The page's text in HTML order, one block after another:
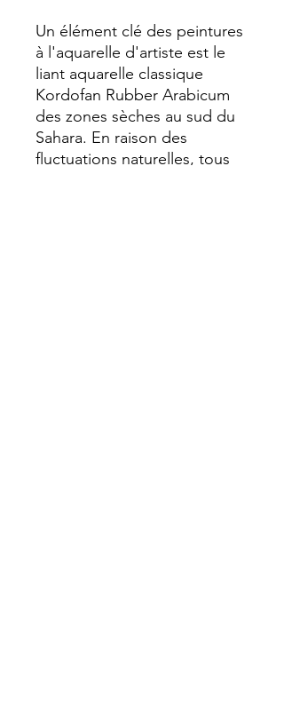
Un élément clé des peintures
à l'aquarelle d'artiste est le
liant aquarelle classique
Kordofan Rubber Arabicum
des zones sèches au sud du
Sahara. En raison des
fluctuations naturelles, tous